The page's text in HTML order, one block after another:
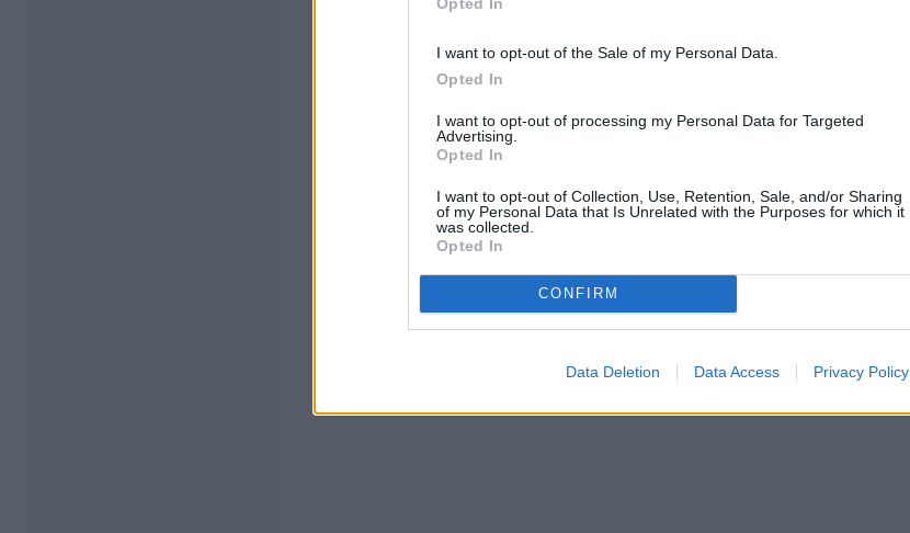
I want to opt-out of the Sale of my Personal Data.
Opted In
I want to opt-out of processing my Personal Data for Targeted
Advertising.
Opted In
I want to opt-out of Collection, Use, Retention, Sale, and/or Sharing
of my Personal Data that Is Unrelated with the Purposes for which it
was collected.
Opted In
CONFIRM
Data Deletion Data Access Privacy Policy